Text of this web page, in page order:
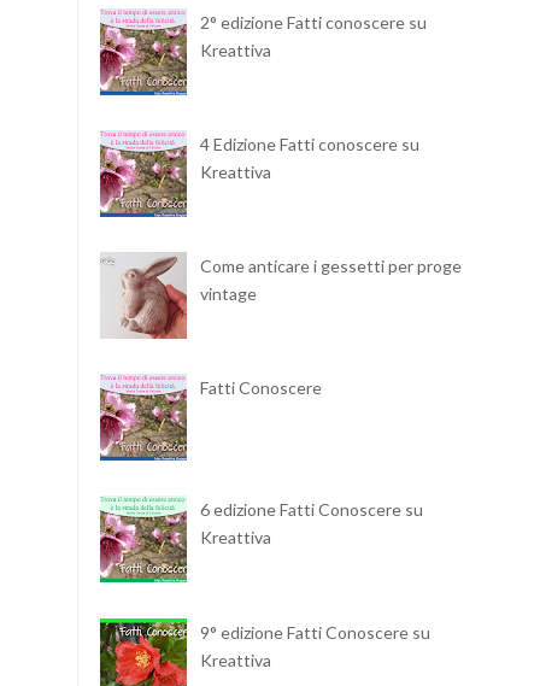
2° edizione Fatti conoscere su
Kreattiva
4 Edizione Fatti conoscere su
Kreattiva
Come anticare i gessetti per progetti
vintage
Fatti Conoscere
6 edizione Fatti Conoscere su
Kreattiva
9° edizione Fatti Conoscere su
Kreattiva